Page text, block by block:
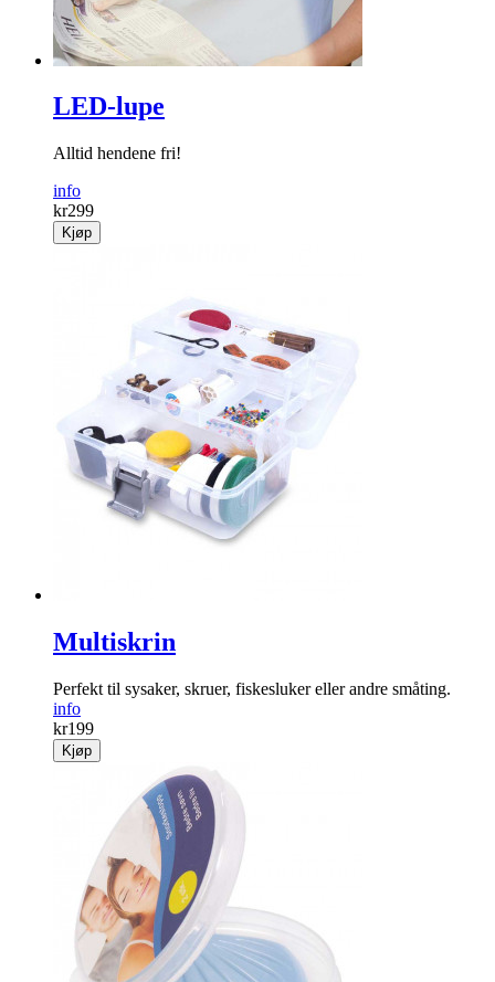
LED-lupe
Alltid hendene fri!
info
kr299
Kjøp
Multiskrin
Perfekt til sysaker, skruer, fiskesluker eller andre småting.
info
kr199
Kjøp